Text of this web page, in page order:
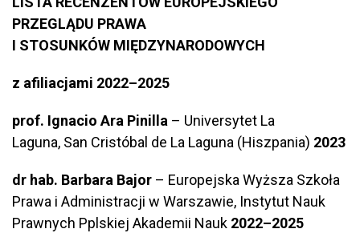
PRZEGLĄDU PRAWA
I STOSUNKÓW MIĘDZYNARODOWYCH
z afiliacjami 2022–2025
prof. Ignacio Ara Pinilla – Universytet La
Laguna, San Cristóbal de La Laguna (Hiszpania) 2023
dr hab. Barbara Bajor – Europejska Wyższa Szkoła
Prawa i Administracji w Warszawie, Instytut Nauk
Prawnych Pplskiej Akademii Nauk 2022–2025